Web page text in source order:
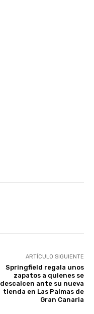
ARTÍCULO SIGUIENTE
Springfield regala unos
zapatos a quienes se
descalcen ante su nueva
tienda en Las Palmas de
Gran Canaria